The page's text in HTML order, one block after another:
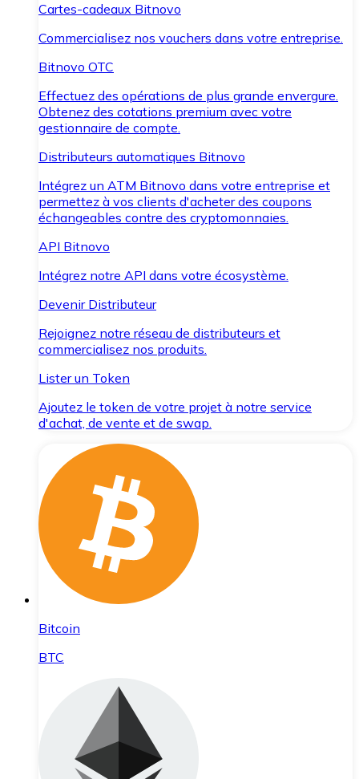
Cartes-cadeaux Bitnovo
Commercialisez nos vouchers dans votre entreprise.
Bitnovo OTC
Effectuez des opérations de plus grande envergure.
Obtenez des cotations premium avec votre
gestionnaire de compte.
Distributeurs automatiques Bitnovo
Intégrez un ATM Bitnovo dans votre entreprise et
permettez à vos clients d'acheter des coupons
échangeables contre des cryptomonnaies.
API Bitnovo
Intégrez notre API dans votre écosystème.
Devenir Distributeur
Rejoignez notre réseau de distributeurs et
commercialisez nos produits.
Lister un Token
Ajoutez le token de votre projet à notre service
d'achat, de vente et de swap.
Bitcoin
BTC